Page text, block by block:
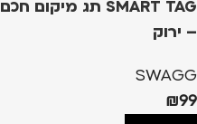
SMART TAG תג מיקום חכם
– ירוק
SWAGG
₪99